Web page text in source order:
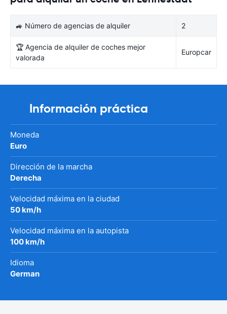
🚙 Número de agencias de alquiler 2
🏆 Agencia de alquiler de coches mejor
valorada
Europcar
Información práctica
Moneda
Euro
Dirección de la marcha
Derecha
Velocidad máxima en la ciudad
50 km/h
Velocidad máxima en la autopista
100 km/h
Idioma
German